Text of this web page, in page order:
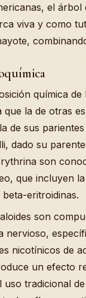
el árbol
viva y como
química
que la de otras
de sus
dado su
son
que incluyen
eritroidinas.
son
nervioso,
nicotínicos de
un efecto
uso tradicional